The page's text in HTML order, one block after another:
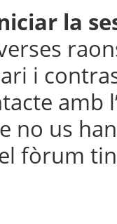
la
i
no us
fòrum